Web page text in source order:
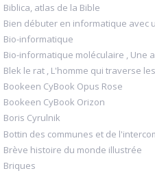
Biblica, atlas de la Bible
Bien débuter en informatique avec
Bio-informatique
Bio-informatique moléculaire , Une
Blek le rat , L'homme qui traverse
Bookeen CyBook Opus Rose
Bookeen CyBook Orizon
Boris Cyrulnik
Bottin des communes et de
Brève histoire du monde illustrée
Briques